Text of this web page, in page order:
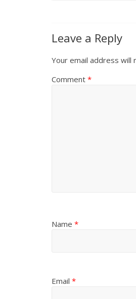
Leave a Reply
Your email address will
Comment *
Name *
Email *